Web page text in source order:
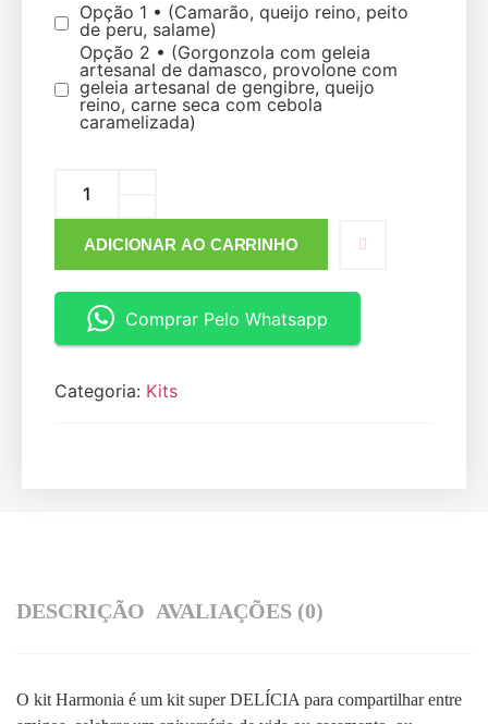
Opção 1 • (Camarão, queijo reino, peito
de peru, salame)
Opção 2 • (Gorgonzola com geleia
artesanal de damasco, provolone com
geleia artesanal de gengibre, queijo
reino, carne seca com cebola
caramelizada)
ADICIONAR AO CARRINHO
Comprar Pelo Whatsapp
Categoria: Kits
DESCRIÇÃO AVALIAÇÕES (0)
O kit Harmonia é um kit super DELÍCIA para compartilhar entre